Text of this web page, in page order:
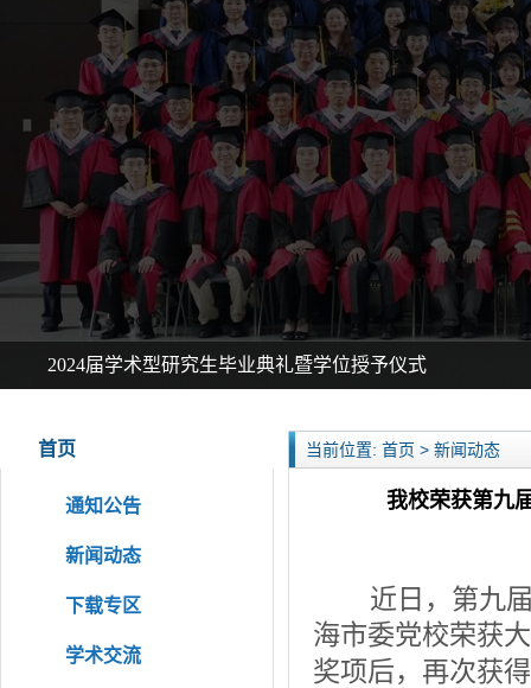
2024届学术型研究生毕业典礼暨学位授予仪式
首页
通知公告
新闻动态
下载专区
学术交流
当前位置: 首页 > 新闻动态
我校荣获第九
近日，第九届
海市委党校荣获
奖项后，再次获